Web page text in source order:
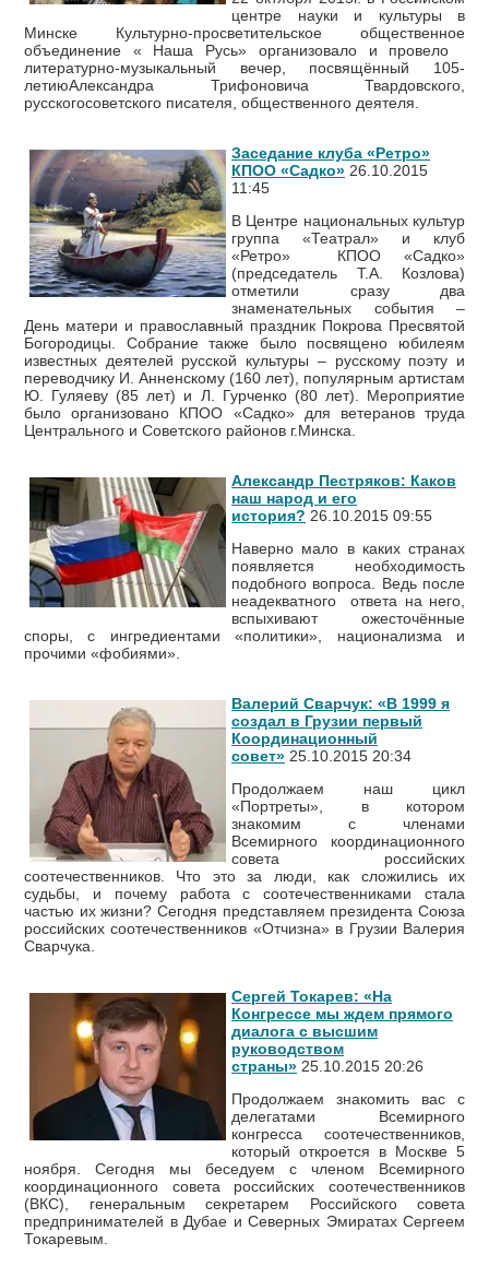
центре науки и культуры в
Минске Культурно-просветительское общественное
объединение « Наша Русь» организовало и провело
литературно-музыкальный вечер, посвящённый 105-
летиюАлександра Трифоновича Твардовского,
русскогосоветского писателя, общественного деятеля.
Заседание клуба «Ретро»
КПОО «Садко» 26.10.2015
11:45
В Центре национальных культур
группа «Театрал» и клуб
«Ретро» КПОО «Садко»
(председатель Т.А. Козлова)
отметили сразу два
знаменательных события –
День матери и православный праздник Покрова Пресвятой
Богородицы. Собрание также было посвящено юбилеям
известных деятелей русской культуры – русскому поэту и
переводчику И. Анненскому (160 лет), популярным артистам
Ю. Гуляеву (85 лет) и Л. Гурченко (80 лет). Мероприятие
было организовано КПОО «Садко» для ветеранов труда
Центрального и Советского районов г.Минска.
Александр Пестряков: Каков
наш народ и его
история? 26.10.2015 09:55
Наверно мало в каких странах
появляется необходимость
подобного вопроса. Ведь после
неадекватного ответа на него,
вспыхивают ожесточённые
споры, с ингредиентами «политики», национализма и
прочими «фобиями».
Валерий Сварчук: «В 1999 я
создал в Грузии первый
Координационный
совет» 25.10.2015 20:34
Продолжаем наш цикл
«Портреты», в котором
знакомим с членами
Всемирного координационного
совета российских
соотечественников. Что это за люди, как сложились их
судьбы, и почему работа с соотечественниками стала
частью их жизни? Сегодня представляем президента Союза
российских соотечественников «Отчизна» в Грузии Валерия
Сварчука.
Сергей Токарев: «На
Конгрессе мы ждем прямого
диалога с высшим
руководством
страны» 25.10.2015 20:26
Продолжаем знакомить вас с
делегатами Всемирного
конгресса соотечественников,
который откроется в Москве 5
ноября. Сегодня мы беседуем с членом Всемирного
координационного совета российских соотечественников
(ВКС), генеральным секретарем Российского совета
предпринимателей в Дубае и Северных Эмиратах Сергеем
Токаревым.